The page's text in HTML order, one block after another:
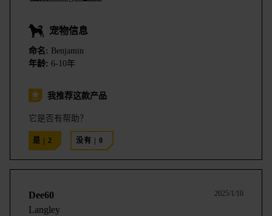
宠物信息
命名: Benjamin
年龄: 6-10年
我推荐这款产品
它是否有帮助？
是 2 没有 0
Dee60 2025/1/10
Langley